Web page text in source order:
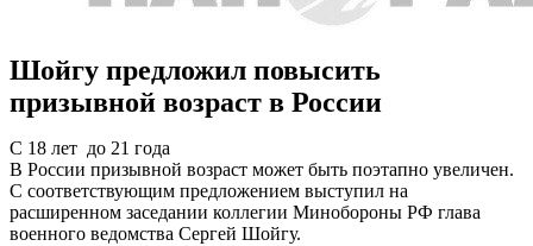
Шойгу предложил повысить
призывной возраст в России
С 18 лет до 21 года
В России призывной возраст может быть поэтапно увеличен.
С соответствующим предложением выступил на
расширенном заседании коллегии Минобороны РФ глава
военного ведомства Сергей Шойгу.